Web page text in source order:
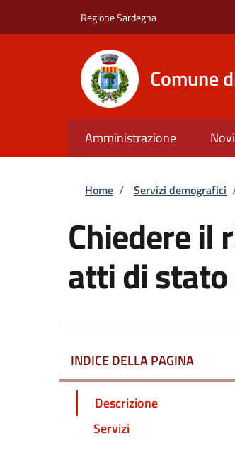
Regione Sardegna
Comune
Amministrazione
Briciole di
Home / Servizi demografici
Chiedere il
atti di
INDICE DELLA PAGINA
Descrizione
Servizi